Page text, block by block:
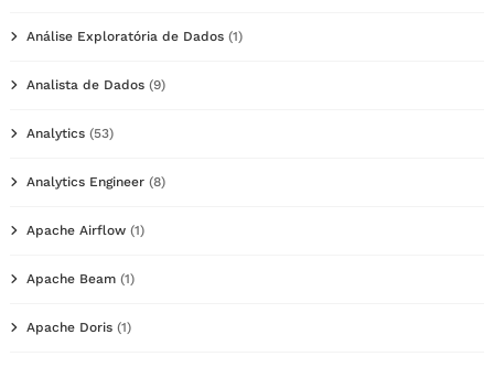
Análise Exploratória de Dados (1)
Analista de Dados (9)
Analytics (53)
Analytics Engineer (8)
Apache Airflow (1)
Apache Beam (1)
Apache Doris (1)